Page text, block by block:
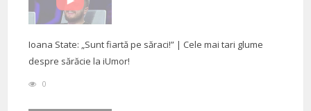
Ioana State: „Sunt fiartă pe săraci!” | Cele mai tari glume
despre sărăcie la iUmor!
0